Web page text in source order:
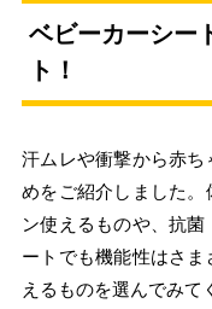
ベビーカーシー
ト！
汗ムレや衝撃から赤
めをご紹介しました
ン使えるものや、抗
ートでも機能性はさ
えるものを選んでみて